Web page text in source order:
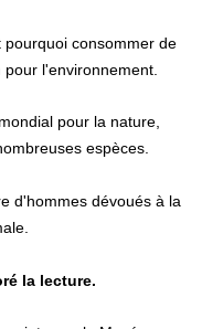
pourquoi consommer de
l'environnement.
pour la nature,
espèces.
d'hommes dévoués à la
la lecture.